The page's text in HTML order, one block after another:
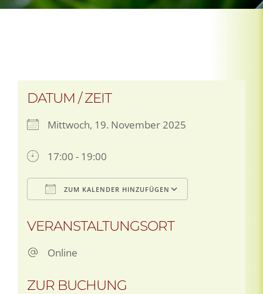
DATUM / ZEIT
Mittwoch, 19. November 2025
17:00 - 19:00
ZUM KALENDER HINZUFÜGEN
VERANSTALTUNGSORT
Online
ZUR BUCHUNG